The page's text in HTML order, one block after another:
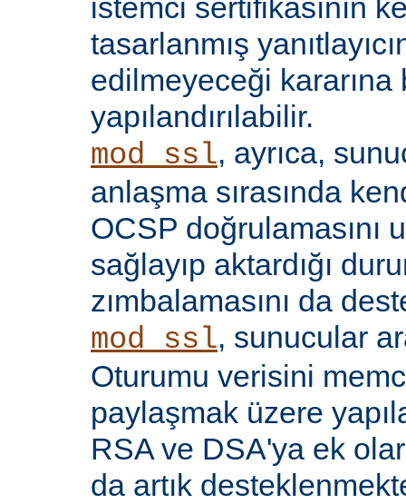
istemci sertifikasının
tasarlanmış
edilmeyeceği kararına
yapılandırılabilir.
mod_ssl, ayrıca,
anlaşma sırasında
OCSP doğrulamasını
sağlayıp aktardığı
zımbalamasını da
mod_ssl, sunucular
Oturumu verisini
paylaşmak üzere
RSA ve DSA'ya ek
da artık